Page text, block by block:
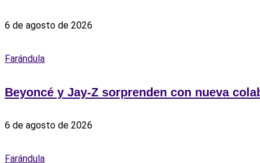
6 de agosto de 2026
Farándula
Beyoncé y Jay-Z sorprenden con nueva
6 de agosto de 2026
Farándula